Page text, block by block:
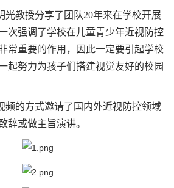
光教授分享了团队20年来在学校开展
次强调了学校在儿童青少年近视防控
常重要的作用，因此一定要引起学校
起努力为孩子们搭建视觉友好的校园
频的方式邀请了国内外近视防控领域
辞或做主旨演讲。